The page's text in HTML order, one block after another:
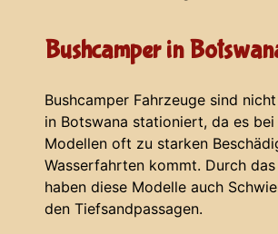
Bushcamper in
Bushcamper Fahrzeuge sind
in Botswana stationiert, da es bei
Modellen oft zu starken
Wasserfahrten kommt. Durch
haben diese Modelle auch
den Tiefsandpassagen.